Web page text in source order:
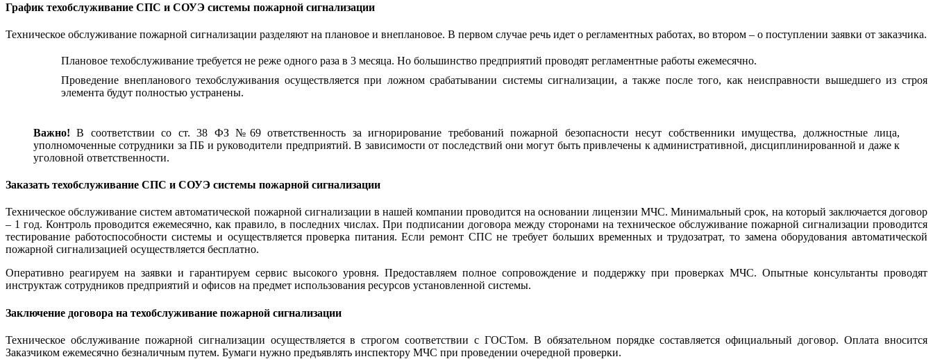
График техобслуживание СПС и СОУЭ системы пожарной сигнализации
Техническое обслуживание пожарной сигнализации разделяют на плановое и внеплановое. В первом случае речь идет о регламентных работах, во втором – о поступлении заявки от заказчика.
Плановое техобслуживание требуется не реже одного раза в 3 месяца. Но большинство предприятий проводят регламентные работы ежемесячно.
Проведение внепланового техобслуживания осуществляется при ложном срабатывании системы сигнализации, а также после того, как неисправности вышедшего из строя
элемента будут полностью устранены.
Важно! В соответствии со ст. 38 ФЗ №69 ответственность за игнорирование требований пожарной безопасности несут собственники имущества, должностные лица,
уполномоченные сотрудники за ПБ и руководители предприятий. В зависимости от последствий они могут быть привлечены к административной, дисциплинированной и даже к
уголовной ответственности.
Заказать техобслуживание СПС и СОУЭ системы пожарной сигнализации
Техническое обслуживание систем автоматической пожарной сигнализации в нашей компании проводится на основании лицензии МЧС. Минимальный срок, на который заключается договор
– 1 год. Контроль проводится ежемесячно, как правило, в последних числах. При подписании договора между сторонами на техническое обслуживание пожарной сигнализации проводится
тестирование работоспособности системы и осуществляется проверка питания. Если ремонт СПС не требует больших временных и трудозатрат, то замена оборудования автоматической
пожарной сигнализацией осуществляется бесплатно.
Оперативно реагируем на заявки и гарантируем сервис высокого уровня. Предоставляем полное сопровождение и поддержку при проверках МЧС. Опытные консультанты проводят
инструктаж сотрудников предприятий и офисов на предмет использования ресурсов установленной системы.
Заключение договора на техобслуживание пожарной сигнализации
Техническое обслуживание пожарной сигнализации осуществляется в строгом соответствии с ГОСТом. В обязательном порядке составляется официальный договор. Оплата вносится
Заказчиком ежемесячно безналичным путем. Бумаги нужно предъявлять инспектору МЧС при проведении очередной проверки.